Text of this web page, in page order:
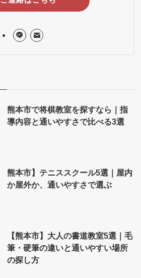
熊本市で将棋教室を探すなら｜指
導内容と通いやすさで比べる3選
熊本市】テニススクール5選｜屋内
か屋外か、通いやすさで選ぶ
【熊本市】大人の書道教室5選｜毛
筆・硬筆の違いと通いやすい場所
の探し方